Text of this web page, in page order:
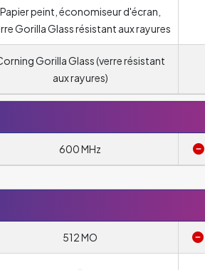
Papier peint, économiseur d'écran,
Gorilla Glass résistant aux rayures
Gorilla Glass (verre résistant
aux rayures)
600 MHz
512 MO